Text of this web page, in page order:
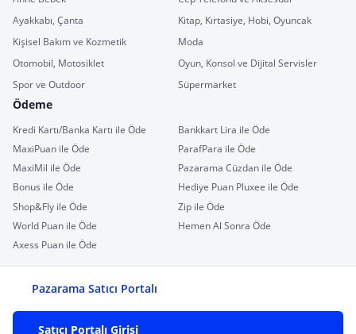
Ayakkabı, Çanta
Kitap, Kırtasiye, Hobi, Oyuncak
Kişisel Bakım ve Kozmetik
Moda
Otomobil, Motosiklet
Oyun, Konsol ve Dijital Servisler
Spor ve Outdoor
Süpermarket
Ödeme
Kredi Kartı/Banka Kartı ile Öde
Bankkart Lira ile Öde
MaxiPuan ile Öde
ParafPara ile Öde
MaxiMil ile Öde
Pazarama Cüzdan ile Öde
Bonus ile Öde
Hediye Puan Pluxee ile Öde
Shop&Fly ile Öde
Zip ile Öde
World Puan ile Öde
Hemen Al Sonra Öde
Axess Puan ile Öde
Pazarama Satıcı Portalı
Satıcı Portalı Girişi